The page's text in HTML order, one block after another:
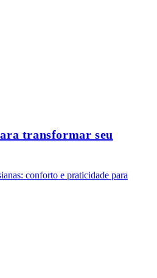
transformar seu